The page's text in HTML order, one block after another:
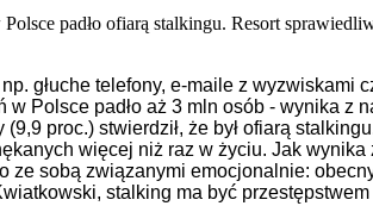
padło ofiarą stalkingu. Resort
głuche telefony, e-maile z wyzwiskami
Polsce padło aż 3 mln osób - wynika z
proc.) stwierdził, że był ofiarą
więcej niż raz w życiu. Jak
sobą związanymi emocjonalnie:
stalking ma być